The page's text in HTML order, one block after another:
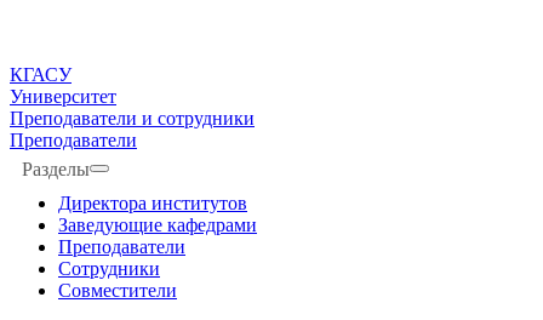
КГАСУ
Университет
Преподаватели и сотрудники
Преподаватели
Разделы
Директора институтов
Заведующие кафедрами
Преподаватели
Сотрудники
Совместители